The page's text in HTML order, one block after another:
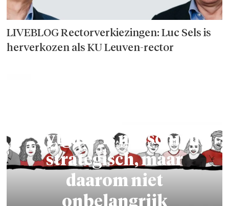
LIVEBLOG Rectorverkiezingen: Luc Sels is
herverkozen als KU Leuven-rector
'Tytgate' is misschien
strategisch, maar
daarom niet
onbelangrijk